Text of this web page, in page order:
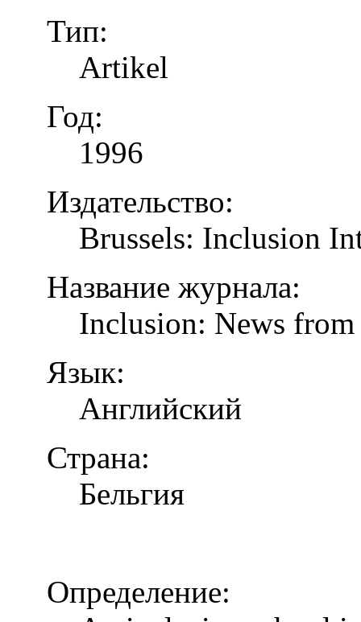
Тип:
Artikel
Год:
1996
Издательство:
Brussels: Inclusion
Название журнала:
Inclusion: News
Язык:
Английский
Страна:
Бельгия
Определение: